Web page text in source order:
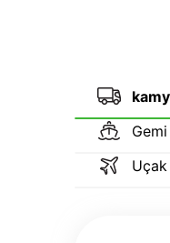
Gemi
Uçak